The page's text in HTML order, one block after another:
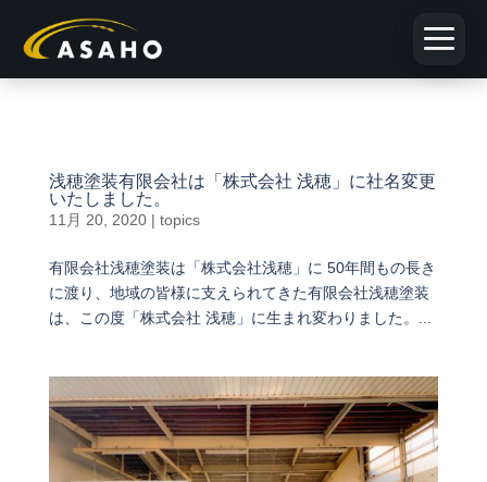
につ
いて
お客
様の
サス
テナ
ブル
浅穂塗装有限会社は「株式会社 浅穂」に社名変更
いたしました。
11月 20, 2020| topics
有限会社浅穂塗装は「株式会社浅穂」に 50年間もの長き
に渡り、地域の皆様に支えられてきた有限会社浅穂塗装
は、この度「株式会社 浅穂」に生まれ変わりました。...